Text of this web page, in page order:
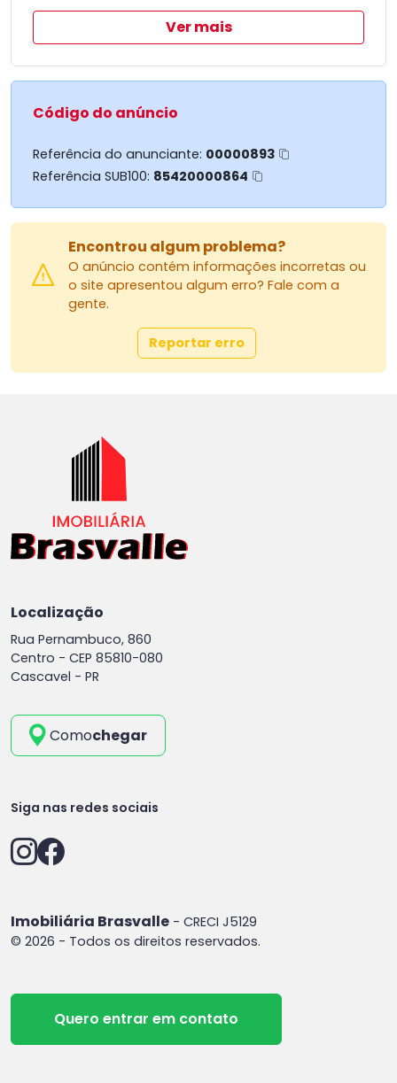
importado e painel de TV com iluminação em LED
Iluminação 100% em LED em todos os ambientes
Suíte completa com box, chuveiro e nicho em
mármore
Dois quartos amplos com pontos de ar-
condicionado
Banheiro social moderno e funcional
receber amigos e família
Segurança e Tranquilidade
Alarme + Sirene
Sensores em portas e janelas
Ver mais
Código do anúncio
Referência do anunciante: 00000893
Referência SUB100: 85420000864
Encontrou algum problema?
O anúncio contém informações incorretas ou
o site apresentou algum erro? Fale com a
gente.
Reportar erro
Localização
Rua Pernambuco, 860
Centro - CEP 85810-080
Cascavel - PR
Comochegar
Siga nas redes sociais
Imobiliária Brasvalle - CRECI J5129
© 2026 - Todos os direitos reservados.
Quero entrar em contato